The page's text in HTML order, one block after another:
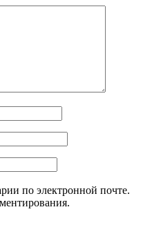
по электронной почте.